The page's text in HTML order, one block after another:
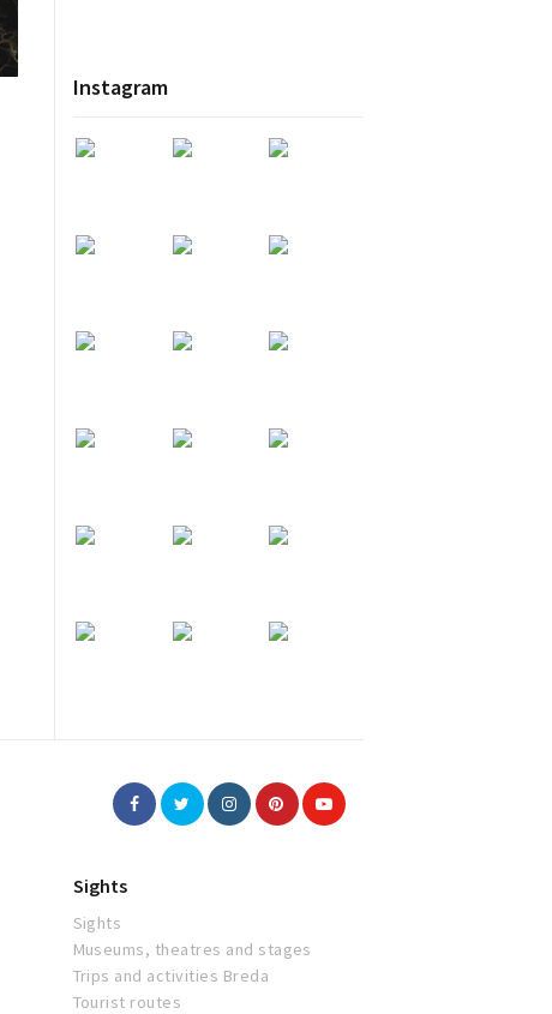
Instagram
Sights
Sights
Museums, theatres and stages
Trips and activities Breda
Tourist routes